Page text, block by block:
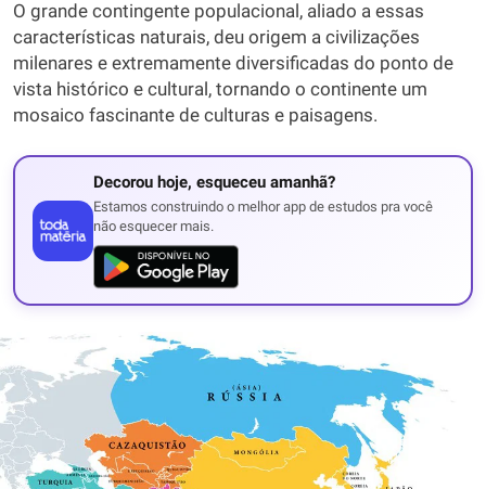
O grande contingente populacional, aliado a essas
características naturais, deu origem a civilizações
milenares e extremamente diversificadas do ponto de
vista histórico e cultural, tornando o continente um
mosaico fascinante de culturas e paisagens.
Decorou hoje, esqueceu amanhã?
Estamos construindo o melhor app de estudos pra você
não esquecer mais.